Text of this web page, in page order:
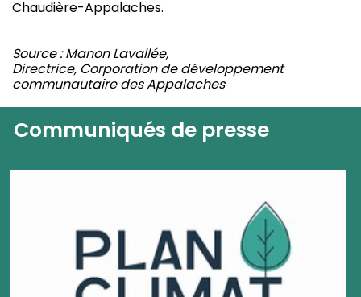
Chaudière-Appalaches.
Source : Manon Lavallée,
Directrice, Corporation de développement
communautaire des Appalaches
Communiqués de presse